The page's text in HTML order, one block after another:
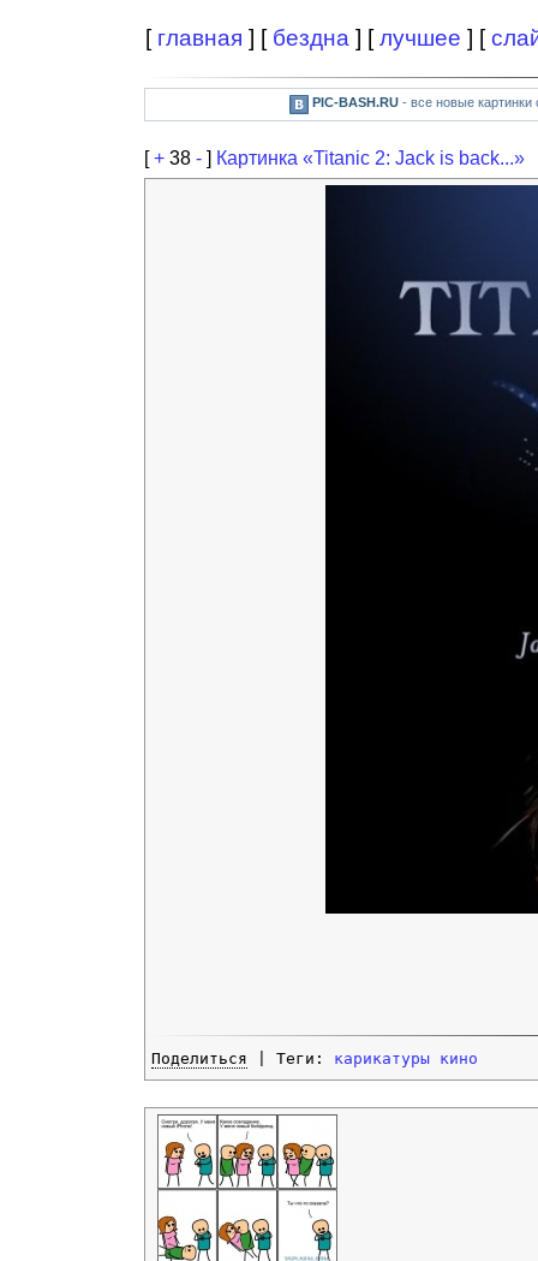
[ главная ] [ бездна ] [лучшее ] [
PIC-BASH.RU- все новые картинки
[+ 38 - ] Картинка «Titanic 2: Jack is back...»
Поделиться | Теги: карикатуры кино